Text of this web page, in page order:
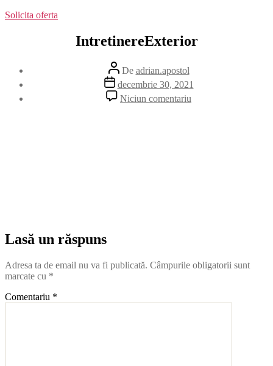
Solicita oferta
IntretinereExterior
Autor
articol
De adrian.apostol
Dată
articol
decembrie 30, 2021
Niciun comentariu
IntretinereExterior
Lasă un răspuns
Adresa ta de email nu va fi publicată. Câmpurile obligatorii sunt
marcate cu *
Comentariu *